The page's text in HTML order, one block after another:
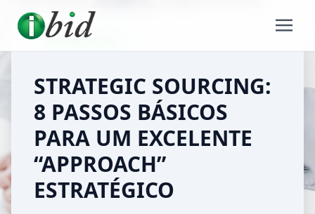
FORNECEDORES
STRATEGIC SOURCING:
8 PASSOS BÁSICOS
PARA UM EXCELENTE
“APPROACH”
ESTRATÉGICO